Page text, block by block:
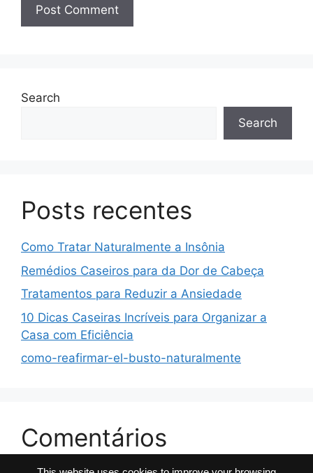
Search
Search
Posts recentes
Como Tratar Naturalmente a Insônia
Remédios Caseiros para da Dor de Cabeça
Tratamentos para Reduzir a Ansiedade
10 Dicas Caseiras Incríveis para Organizar a
Casa com Eficiência
como-reafirmar-el-busto-naturalmente
Comentários